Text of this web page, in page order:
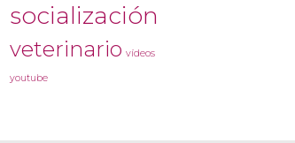
socialización
veterinario vídeos
youtube